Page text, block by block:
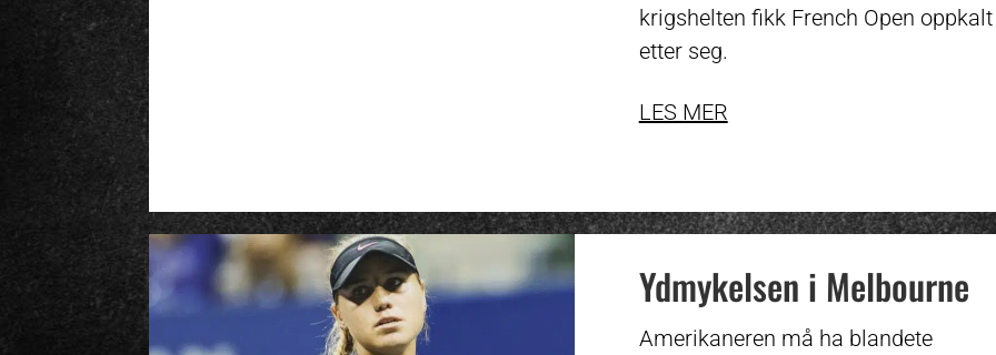
krigshelten fikk French Open oppkalt
etter seg.
LES MER
Ydmykelsen i Melbourne
Amerikaneren må ha blandete